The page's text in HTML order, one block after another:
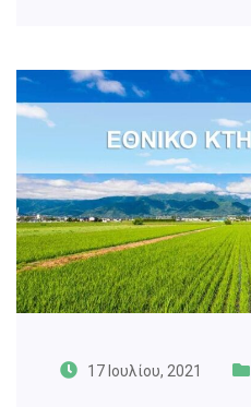
17 Ιουλίου, 2021